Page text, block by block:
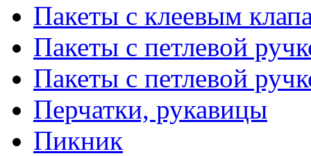
Пакеты с клеевым
Пакеты с петлевой
Пакеты с петлевой
Перчатки, рукавицы
Пикник